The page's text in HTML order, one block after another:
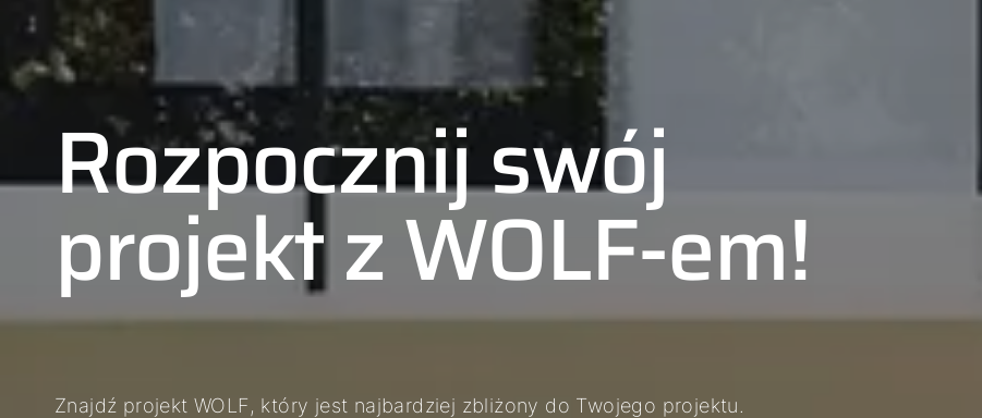
Rozpocznij swój
projekt z WOLF-em!
Znajdź projekt WOLF, który jest najbardziej zbliżony do Twojego projektu.